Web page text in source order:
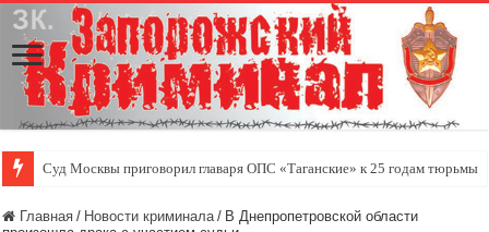
Суд Москвы приговорил главаря ОПС «Таганские» к 25 годам тюрьмы
Главная / Новости криминала / В Днепропетровской области